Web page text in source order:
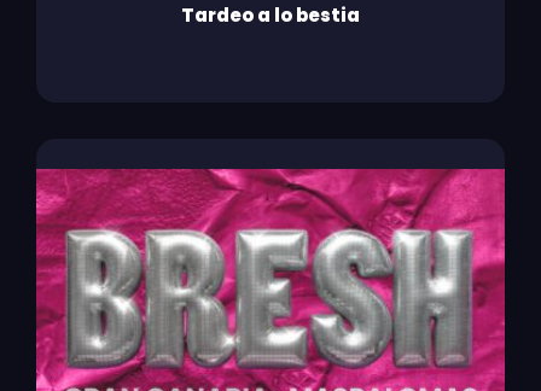
Tardeo a lo bestia